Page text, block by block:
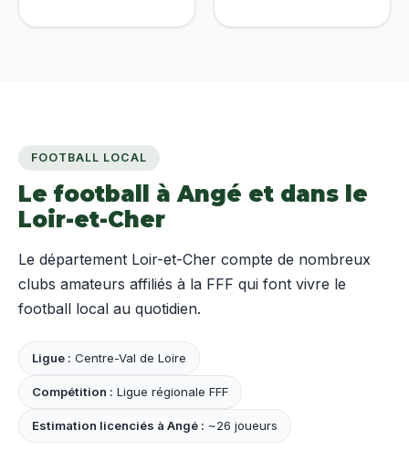
FOOTBALL LOCAL
Le football à Angé et dans le
Loir-et-Cher
Le département Loir-et-Cher compte de nombreux
clubs amateurs affiliés à la FFF qui font vivre le
football local au quotidien.
Ligue : Centre-Val de Loire
Compétition : Ligue régionale FFF
Estimation licenciés à Angé : ~26 joueurs